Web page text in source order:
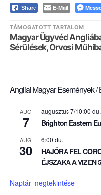
Share E-Mail
TÁMOGATOTT TARTALOM
Magyar Ügyvéd
Sérülések, Orvosi
Angliai Magyar Események /
AUG
7
augusztus 7/10:00 du.
Brighton Eastern
AUG
30
6:00 du.
HAJÓRA FEL
ÉJSZAKA A VIZEN
Naptár megtekintése